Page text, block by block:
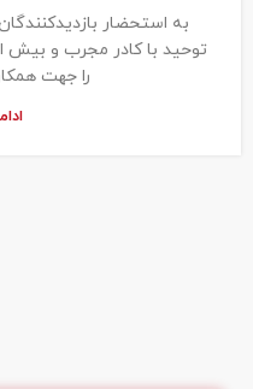
به استحضار
را جهت